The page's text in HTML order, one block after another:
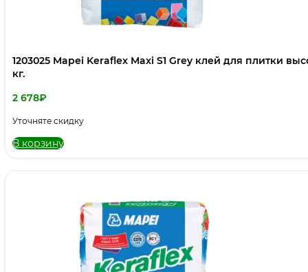
1203025 Mapei Keraflex Maxi S1 Grey клей для плитки
кг.
2 678₽
Уточняте скидку
В корзину